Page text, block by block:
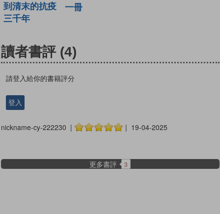
到清末的抗疫
三千年
一冊
讀者書評 (4)
請登入給你的書籍評分
登入
nickname-cy-222230 | | 19-04-2025
更多書評 3